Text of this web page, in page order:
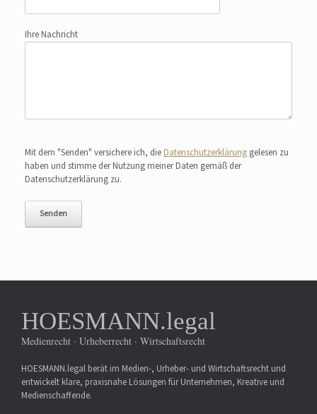
Ihre Nachricht
Mit dem "Senden" versichere ich, die Datenschutzerklärung gelesen zu
haben und stimme der Nutzung meiner Daten gemäß der
Datenschutzerklärung zu.
HOESMANN.legal
Medienrecht · Urheberrecht · Wirtschaftsrecht
HOESMANN.legal berät im Medien-, Urheber- und Wirtschaftsrecht und
entwickelt klare, praxisnahe Lösungen für Unternehmen, Kreative und
Medienschaffende.